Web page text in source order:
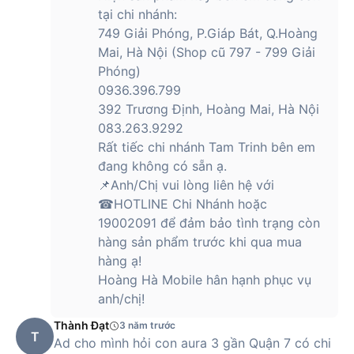
Cắm điện trực tiếp, không có pin
12 tháng chính hãng
Đen (Black)
Không hỗ trợ
Không có pin, phải cắm điện liên tục
Đèn báo trạng
Có
Aura Studio 3 có thiết kế gì đặc biệt?
Aura Studio 3 sở hữu thiết kế vòm kính trong suốt độc
quyền, loại bỏ hoàn toàn ống bass reflex, tạo cảm giác liền
khối và tăng tính thẩm mỹ cho mọi không gian.
Phong cách thiết kế của Aura Studio 3 lấy cảm hứng từ các
tác phẩm nghệ thuật hiện đại, với lớp kính trong suốt uốn
tại chi nhánh:
749 Giải Phóng, P.Giáp Bát, Q.Hoàng
Mai, Hà Nội (Shop cũ 797 - 799 Giải
Phóng)
0936.396.799
392 Trương Định, Hoàng Mai, Hà Nội
083.263.9292
Rất tiếc chi nhánh Tam Trinh bên em
đang không có sẵn ạ.
📌Anh/Chị vui lòng liên hệ với
☎HOTLINE Chi Nhánh hoặc
19002091 để đảm bảo tình trạng còn
hàng sản phẩm trước khi qua mua
hàng ạ!
Hoàng Hà Mobile hân hạnh phục vụ
anh/chị!
T
Thành Đạt 3 năm trước
Ad cho mình hỏi con aura 3 gần Quận 7 có chi